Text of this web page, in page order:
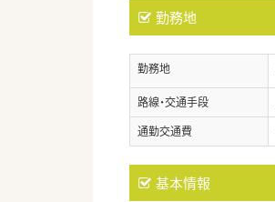
勤務地
勤務地
路線・交通手段
通勤交通費
基本情報